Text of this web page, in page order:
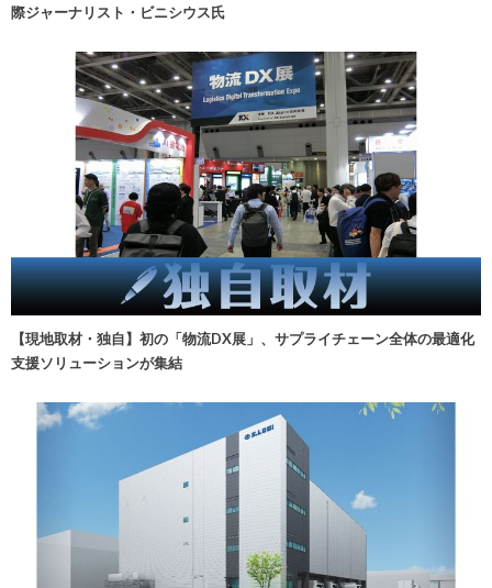
際ジャーナリスト・ビニシウス氏
【現地取材・独自】初の「物流DX展」、サプライチェーン全体の最適化
支援ソリューションが集結